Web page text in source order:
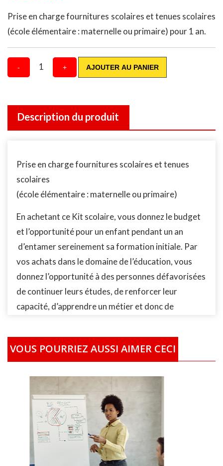
Prise en charge fournitures scolaires et tenues scolaires
(école élémentaire : maternelle ou primaire) pour 1 an.
- 1 + AJOUTER AU PANIER
Description du produit
Prise en charge fournitures scolaires et tenues
scolaires
(école élémentaire : maternelle ou primaire)
En achetant ce Kit scolaire, vous donnez le budget
et l’opportunité pour un enfant pendant un an
d’entamer sereinement sa formation initiale. Par
vos achats dans le domaine de l’éducation, vous
donnez l’opportunité à des personnes défavorisées
de continuer leurs études, de renforcer leur
capacité, d’apprendre un métier et donc de
Chaque jour, des personnes nous contactent pour
obtenir de l'aide ! Rejoignez notre action de
Fondation la Fondation AMAN-International (FAI)
qui ont des difficultés à se former, recevrons le
financement de leur études/formation localement
partout dans le monde. En fonction de leur
situation socio-économique, les bénéficiaires
recevront la prise en charge complète ou partielle
VOUS POURRIEZ AUSSI AIMER CECI